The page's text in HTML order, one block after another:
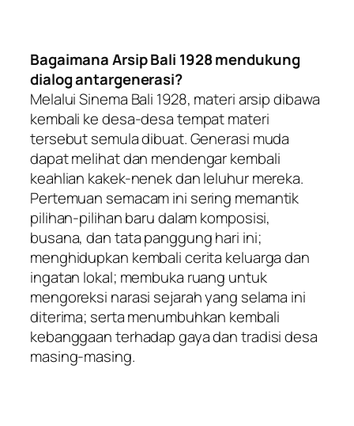
Bagaimana Arsip Bali 1928 mendukung
dialog antargenerasi?
Melalui Sinema Bali 1928, materi arsip dibawa
kembali ke desa-desa tempat materi
tersebut semula dibuat. Generasi muda
dapat melihat dan mendengar kembali
keahlian kakek-nenek dan leluhur mereka.
Pertemuan semacam ini sering memantik
pilihan-pilihan baru dalam komposisi,
busana, dan tata panggung hari ini;
menghidupkan kembali cerita keluarga dan
ingatan lokal; membuka ruang untuk
mengoreksi narasi sejarah yang selama ini
diterima; serta menumbuhkan kembali
kebanggaan terhadap gaya dan tradisi desa
masing-masing.